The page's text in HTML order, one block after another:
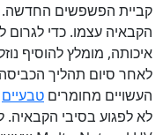
קביית הפשפשים החדשה.
הקבאיה עצמו. כדי לגרום
איכותה, מומלץ להוסיף
לאחר סיום תהליך
העשויים מחומרים טבעיים
לא לפגוע בסיבי הקבאיה.